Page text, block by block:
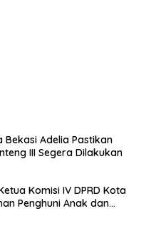
Bekasi Adelia Pastikan
III Segera Dilakukan
Komisi IV DPRD Kota
Penghuni Anak dan